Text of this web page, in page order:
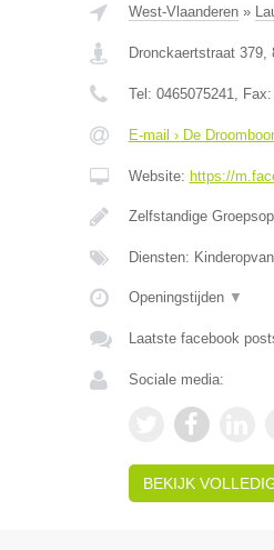
West-Vlaanderen»
Dronckaertstraat 379,
Tel: 0465075241, Fax:
E-mail › De
Website: https://
Zelfstandige
Diensten:
Openingstijden ▼
Laatste facebook
Sociale media:
BEKIJK